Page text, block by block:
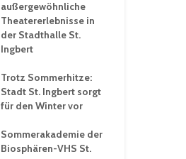
außergewöhnliche
Theatererlebnisse in
der Stadthalle St.
Ingbert
Trotz Sommerhitze:
Stadt St. Ingbert sorgt
für den Winter vor
Sommerakademie der
Biosphären-VHS St.